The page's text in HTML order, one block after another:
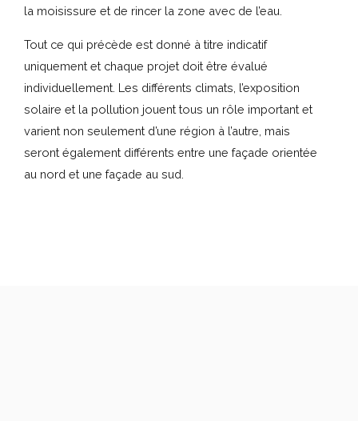
la moisissure et de rincer la zone avec de l’eau.
Tout ce qui précède est donné à titre indicatif
uniquement et chaque projet doit être évalué
individuellement. Les différents climats, l’exposition
solaire et la pollution jouent tous un rôle important et
varient non seulement d’une région à l’autre, mais
seront également différents entre une façade orientée
au nord et une façade au sud.